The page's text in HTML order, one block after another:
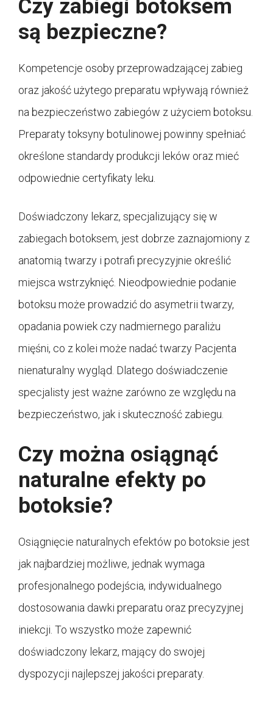
Czy zabiegi botoksem
są bezpieczne?
Kompetencje osoby przeprowadzającej zabieg
oraz jakość użytego preparatu wpływają również
na bezpieczeństwo zabiegów z użyciem botoksu.
Preparaty toksyny botulinowej powinny spełniać
określone standardy produkcji leków oraz mieć
odpowiednie certyfikaty leku.
Doświadczony lekarz, specjalizujący się w
zabiegach botoksem, jest dobrze zaznajomiony z
anatomią twarzy i potrafi precyzyjnie określić
miejsca wstrzyknięć. Nieodpowiednie podanie
botoksu może prowadzić do asymetrii twarzy,
opadania powiek czy nadmiernego paraliżu
mięśni, co z kolei może nadać twarzy Pacjenta
nienaturalny wygląd. Dlatego doświadczenie
specjalisty jest ważne zarówno ze względu na
bezpieczeństwo, jak i skuteczność zabiegu.
Czy można osiągnąć
naturalne efekty po
botoksie?
Osiągnięcie naturalnych efektów po botoksie jest
jak najbardziej możliwe, jednak wymaga
profesjonalnego podejścia, indywidualnego
dostosowania dawki preparatu oraz precyzyjnej
iniekcji. To wszystko może zapewnić
doświadczony lekarz, mający do swojej
dyspozycji najlepszej jakości preparaty.